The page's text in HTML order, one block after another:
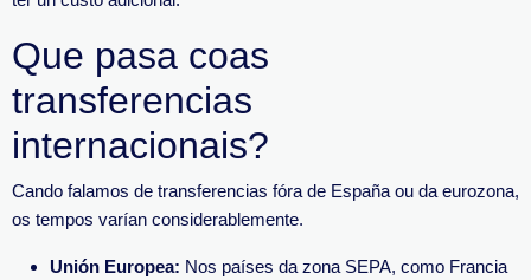
Que pasa coas
transferencias
internacionais?
Cando falamos de transferencias fóra de España ou da eurozona,
os tempos varían considerablemente.
Unión Europea: Nos países da zona SEPA, como Francia